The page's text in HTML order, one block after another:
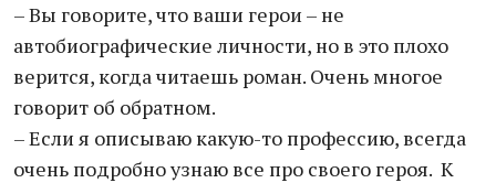
– Вы говорите, что ваши герои – не
автобиографические личности, но в это плохо
верится, когда читаешь роман. Очень многое
говорит об обратном.
– Если я описываю какую-то профессию, всегда
очень подробно узнаю все про своего героя. К